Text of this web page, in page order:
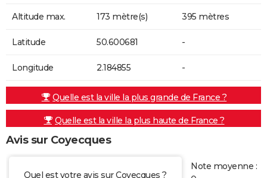
Altitude max. 173 mètre(s) 395 mètres
Latitude 50.600681 -
Longitude 2.184855 -
Quelle est la ville la plus grande de France ?
Quelle est la ville la plus haute de France ?
Avis sur Coyecques
Quel est votre avis sur Coyecques ?
Note moyenne :